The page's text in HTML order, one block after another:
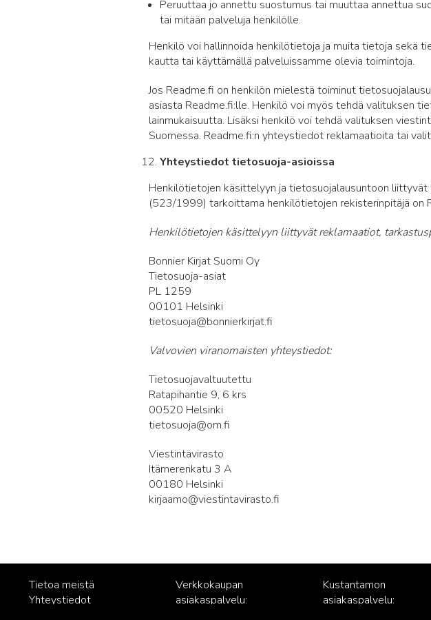
Peruuttaa jo annettu suostumus tai muuttaa annettua
tai mitään palveluja henkilölle.
Henkilö voi hallinnoida henkilötietoja ja muita tietoja sekä
kautta tai käyttämällä palveluissamme olevia toimintoja.
Jos Readme.fi on henkilön mielestä toiminut
asiasta Readme.fi:lle. Henkilö voi myös tehdä valituksen
lainmukaisuutta. Lisäksi henkilö voi tehdä valituksen
Suomessa. Readme.fi:n yhteystiedot reklamaatioita tai
Yhteystiedot tietosuoja-asioissa
Henkilötietojen käsittelyyn ja tietosuojalausuntoon
(523/1999) tarkoittama henkilötietojen rekisterinpitäjä
Henkilötietojen käsittelyyn liittyvät reklamaatiot,
Bonnier Kirjat Suomi Oy
Tietosuoja-asiat
PL 1259
00101 Helsinki
tietosuoja@bonnierkirjat.fi
Valvovien viranomaisten yhteystiedot:
Tietosuojavaltuutettu
Ratapihantie 9, 6 krs
00520 Helsinki
tietosuoja@om.fi
Viestintävirasto
Itämerenkatu 3 A
00180 Helsinki
kirjaamo@viestintavirasto.fi
Tietoa meistä
Yhteystiedot
Verkkokaupan
asiakaspalvelu:
Kustantamon
asiakaspalvelu: